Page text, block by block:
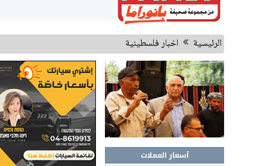
الرئيسية اخبار فلسطينية
أسعار العملات